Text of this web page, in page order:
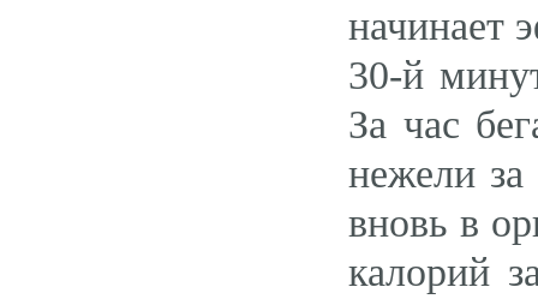
начинает
30-й
За час
нежели за
вновь в
калорий